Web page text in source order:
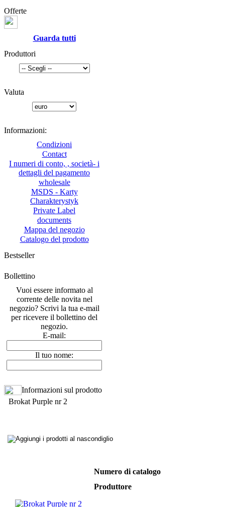
Offerte
Guarda tutti
Produttori
Valuta
Informazioni:
Condizioni
Contact
I numeri di conto, , società- i
dettagli del pagamento
wholesale
MSDS - Karty
Charakterystyk
Private Label
documents
Mappa del negozio
Catalogo del prodotto
Bestseller
Bollettino
Vuoi essere informato al
corrente delle novita nel
negozio? Scrivi la tua e-mail
per ricevere il bollettino del
negozio.
E-mail:
Il tuo nome:
Informazioni sul prodotto
Brokat Purple nr 2
Numero di catalogo
Produttore